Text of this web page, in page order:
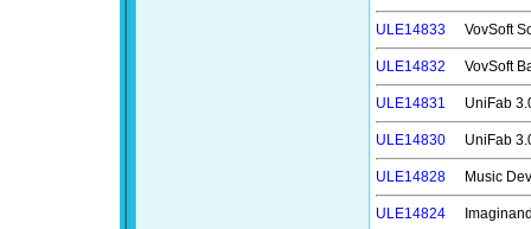
ULE14833 VovSoft
ULE14832 VovSoft
ULE14831 UniFab
ULE14830 UniFab
ULE14828 Music
ULE14824